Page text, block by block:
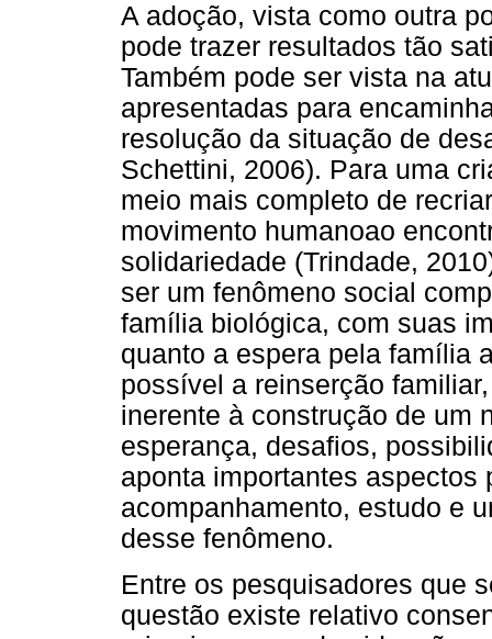
A adoção, vista como outra
pode trazer resultados tão
Também pode ser vista na
apresentadas para
resolução da situação de
Schettini, 2006). Para uma
meio mais completo de
movimento humanoao
solidariedade (Trindade,
ser um fenômeno social
família biológica, com suas
quanto a espera pela família
possível a reinserção
inerente à construção de um
esperança, desafios,
aponta importantes
acompanhamento, estudo e
desse fenômeno.
Entre os pesquisadores que
questão existe relativo